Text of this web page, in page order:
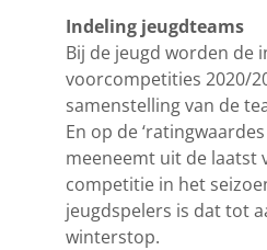
Indeling jeugdteams
Bij de jeugd worden de
voorcompetities 2020/
samenstelling van de
En op de
meeneemt uit de laatst
competitie in het
jeugdspelers is dat tot
winterstop.